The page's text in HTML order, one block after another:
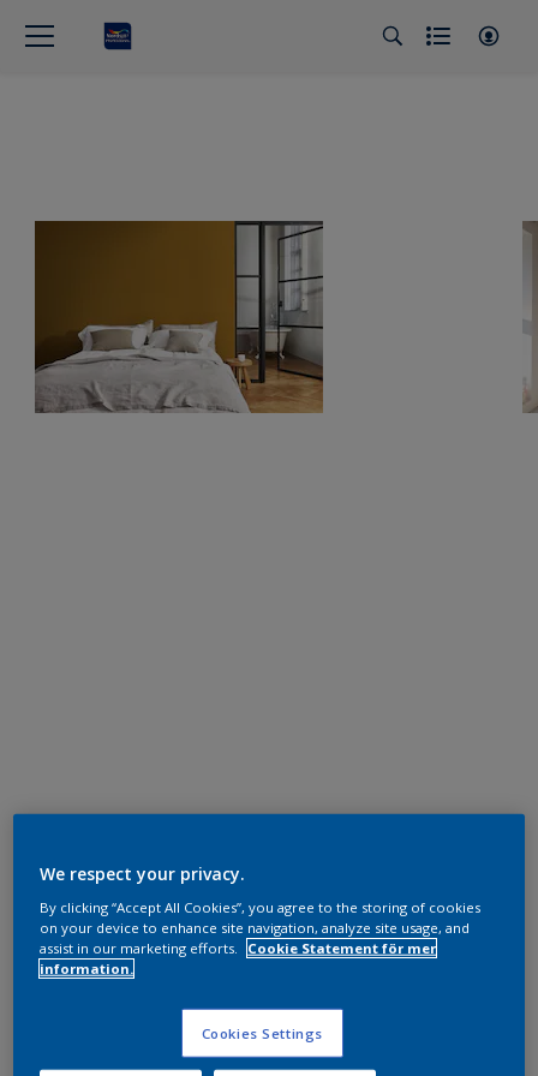
We respect your privacy.
By clicking “Accept All Cookies”, you agree to the storing of cookies
on your device to enhance site navigation, analyze site usage, and
assist in our marketing efforts.
Cookie Statement för mer
information.
Cookies Settings